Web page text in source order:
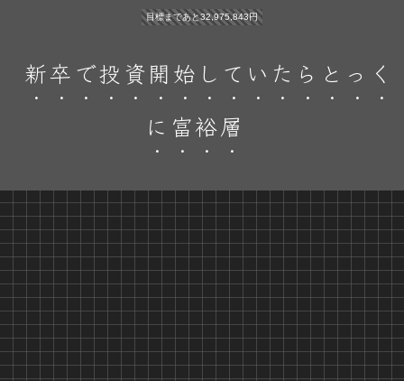
目標まであと32,975,843円
新卒で投資開始していたらとっく
に富裕層